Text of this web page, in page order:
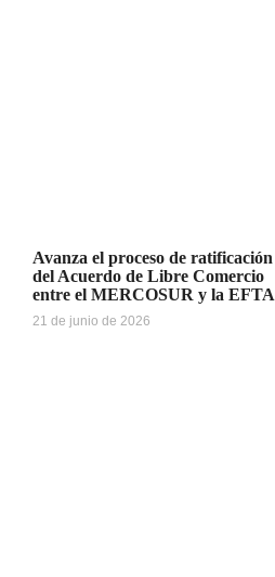
Avanza el proceso de ratificación
del Acuerdo de Libre Comercio
entre el MERCOSUR y la EFTA
21 de junio de 2026